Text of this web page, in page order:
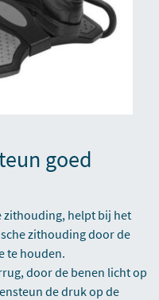
goed
zithouding, helpt bij het
zithouding door de
te houden.
door de benen licht op
de druk op de